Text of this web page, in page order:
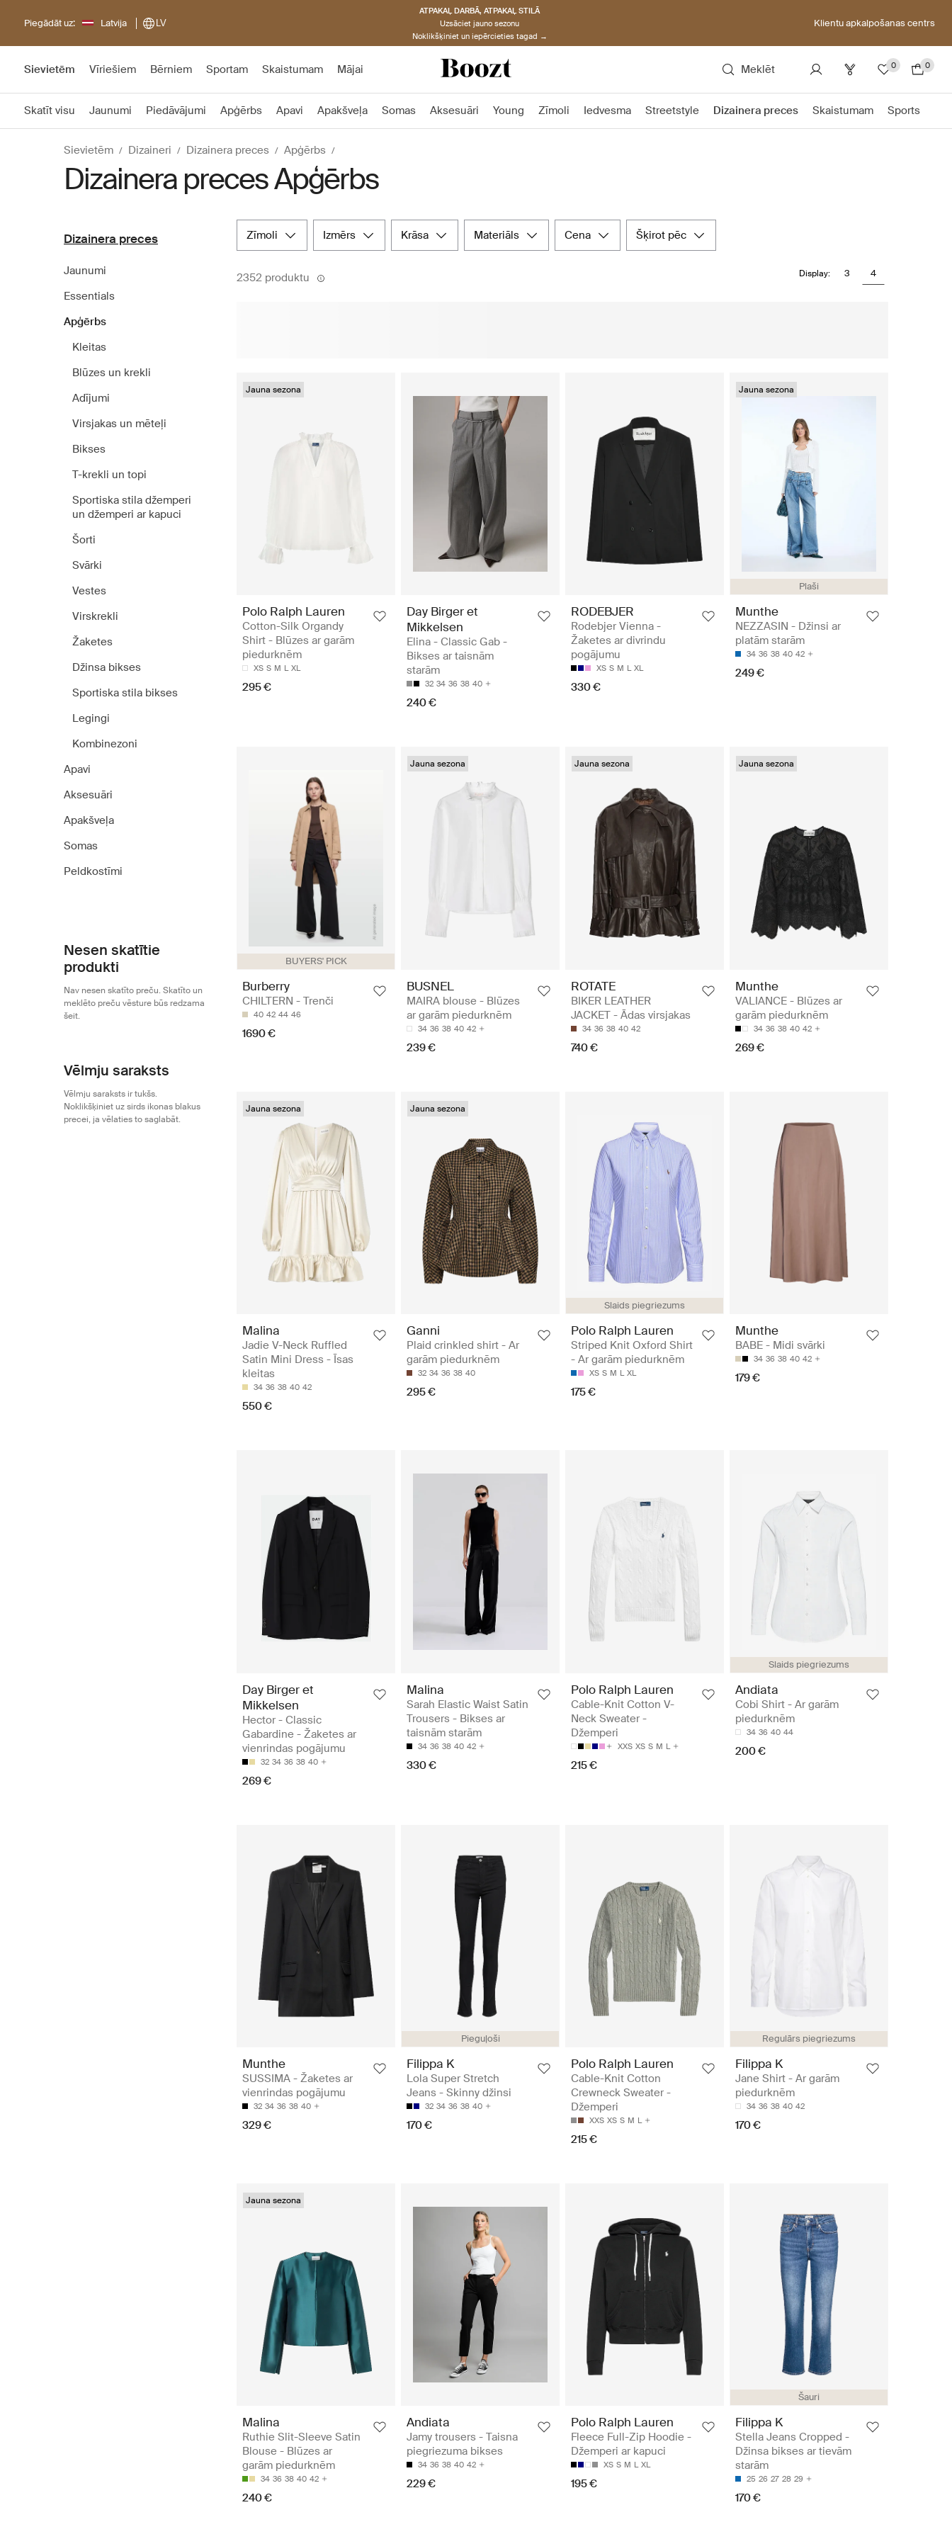
Piegādāt uz: Latvija LV
ATPAKAĻ DARBĀ, ATPAKAĻ STILĀ
Uzsāciet jauno sezonu
Noklikšķiniet un iepērcieties tagad →
Klientu apkalpošanas centrs
Sievietēm Vīriešiem Bērniem Sportam Skaistumam Mājai Meklēt 0 0
Skatīt visu Jaunumi Piedāvājumi Apģērbs Apavi Apakšveļa Somas Aksesuāri Young Zīmoli Iedvesma Streetstyle Dizainera preces Skaistumam Sports
Sievietēm Dizaineri Dizainera preces Apģērbs
Dizainera preces Apģērbs
Dizainera preces
Jaunumi
Essentials
Apģērbs
Kleitas
Blūzes un krekli
Adījumi
Virsjakas un mēteļi
Bikses
T-krekli un topi
Sportiska stila džemperi
un džemperi ar kapuci
Šorti
Svārki
Vestes
Virskrekli
Žaketes
Džinsa bikses
Sportiska stila bikses
Legingi
Kombinezoni
Apavi
Aksesuāri
Apakšveļa
Somas
Peldkostīmi
Nesen skatītie
produkti
Nav nesen skatīto preču. Skatīto un
meklēto preču vēsture būs redzama
šeit.
Vēlmju saraksts
Vēlmju saraksts ir tukšs.
Noklikšķiniet uz sirds ikonas blakus
precei, ja vēlaties to saglabāt.
zīmoli izmērs krāsa materiāls cena šķirot pēc
2352 produktu Display: 3 4
Jauna sezona
Polo Ralph Lauren
Cotton-Silk Organdy
Shirt - Blūzes ar garām
piedurknēm
XS S M L XL
295 €
Day Birger et
Mikkelsen
Elina - Classic Gab -
Bikses ar taisnām
starām
32 34 36 38 40
240 €
RODEBJER
Rodebjer Vienna -
Žaketes ar divrindu
pogājumu
XS S M L XL
330 €
Plaši
Jauna sezona
Munthe
NEZZASIN - Džinsi ar
platām starām
34 36 38 40 42
249 €
BUYERS' PICK
Burberry
CHILTERN - Trenči
40 42 44 46
1690 €
Jauna sezona
BUSNEL
MAIRA blouse - Blūzes
ar garām piedurknēm
34 36 38 40 42
239 €
Jauna sezona
ROTATE
BIKER LEATHER
JACKET - Ādas virsjakas
34 36 38 40 42
740 €
Jauna sezona
Munthe
VALIANCE - Blūzes ar
garām piedurknēm
34 36 38 40 42
269 €
Jauna sezona
Malina
Jadie V-Neck Ruffled
Satin Mini Dress - Īsas
kleitas
34 36 38 40 42
550 €
Jauna sezona
Ganni
Plaid crinkled shirt - Ar
garām piedurknēm
32 34 36 38 40
295 €
Slaids piegriezums
Polo Ralph Lauren
Striped Knit Oxford Shirt
- Ar garām piedurknēm
XS S M L XL
175 €
Munthe
BABE - Midi svārki
34 36 38 40 42
179 €
Day Birger et
Mikkelsen
Hector - Classic
Gabardine - Žaketes ar
vienrindas pogājumu
32 34 36 38 40
269 €
Malina
Sarah Elastic Waist Satin
Trousers - Bikses ar
taisnām starām
34 36 38 40 42
330 €
Polo Ralph Lauren
Cable-Knit Cotton V-
Neck Sweater -
Džemperi
XXS XS S M L
215 €
Slaids piegriezums
Andiata
Cobi Shirt - Ar garām
piedurknēm
34 36 40 44
200 €
Munthe
SUSSIMA - Žaketes ar
vienrindas pogājumu
32 34 36 38 40
329 €
Pieguļoši
Filippa K
Lola Super Stretch
Jeans - Skinny džinsi
32 34 36 38 40
170 €
Polo Ralph Lauren
Cable-Knit Cotton
Crewneck Sweater -
Džemperi
XXS XS S M L
215 €
Regulārs piegriezums
Filippa K
Jane Shirt - Ar garām
piedurknēm
34 36 38 40 42
170 €
Jauna sezona
Malina
Ruthie Slit-Sleeve Satin
Blouse - Blūzes ar
garām piedurknēm
34 36 38 40 42
240 €
Andiata
Jamy trousers - Taisna
piegriezuma bikses
34 36 38 40 42
229 €
Polo Ralph Lauren
Fleece Full-Zip Hoodie -
Džemperi ar kapuci
XS S M L XL
195 €
Šauri
Filippa K
Stella Jeans Cropped -
Džinsa bikses ar tievām
starām
25 26 27 28 29
170 €